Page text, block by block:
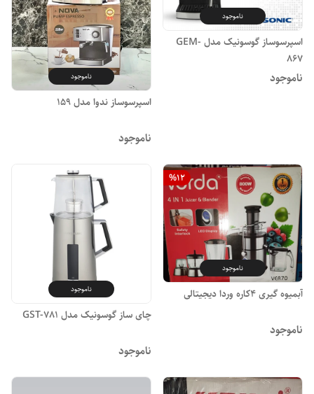
ناموجود
اسپرسوساز گوسونیک مدل GEM-
867
ناموجود ناموجود
اسپرسوساز ندوا مدل ۱۵۹
ناموجود
%12
ناموجود
آبمیوه گیری ۴کاره وردا دیجیتالی
ناموجود
ناموجود
چای ساز گوسونیک مدل GST-781
ناموجود